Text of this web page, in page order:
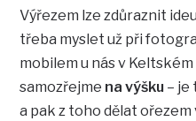
Výřezem lze zdůraznit
třeba myslet už při
mobilem u nás v
samozřejme na výšku – je
a pak z toho dělat ořezem